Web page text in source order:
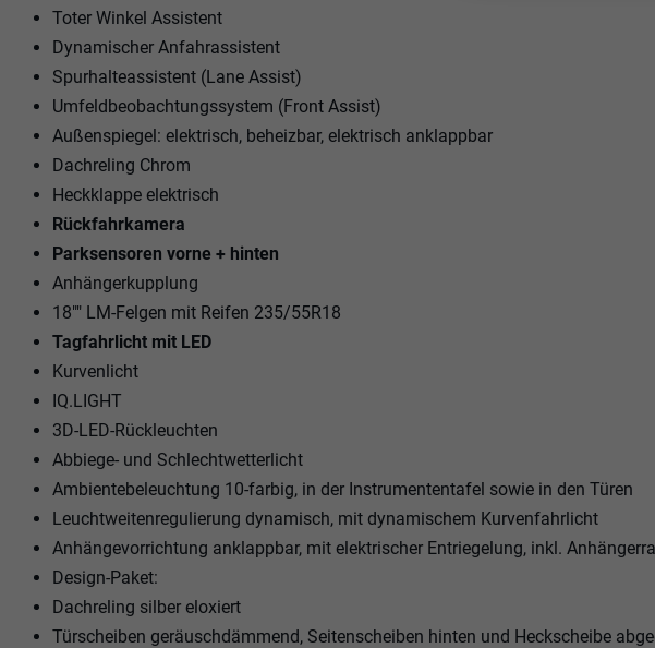
Toter Winkel Assistent
Dynamischer Anfahrassistent
Spurhalteassistent (Lane Assist)
Umfeldbeobachtungssystem (Front Assist)
Außenspiegel: elektrisch, beheizbar, elektrisch anklappbar
Dachreling Chrom
Heckklappe elektrisch
Rückfahrkamera
Parksensoren vorne + hinten
Anhängerkupplung
18"" LM-Felgen mit Reifen 235/55R18
Tagfahrlicht mit LED
Kurvenlicht
IQ.LIGHT
3D-LED-Rückleuchten
Abbiege- und Schlechtwetterlicht
Ambientebeleuchtung 10-farbig, in der Instrumententafel sowie in den Türen
Leuchtweitenregulierung dynamisch, mit dynamischem Kurvenfahrlicht
Anhängevorrichtung anklappbar, mit elektrischer Entriegelung, inkl.
Design-Paket:
Dachreling silber eloxiert
Türscheiben geräuschdämmend, Seitenscheiben hinten und Heckscheibe